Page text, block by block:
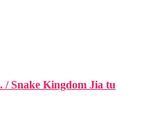
Snake Kingdom Jia tu